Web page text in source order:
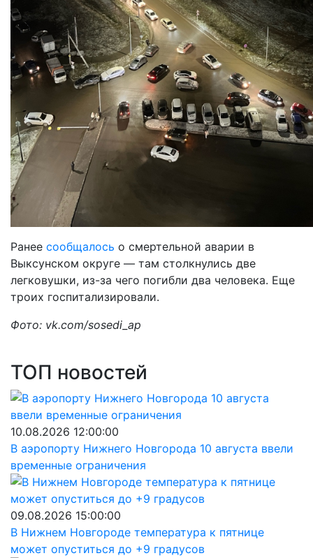
Ранее сообщалось о смертельной аварии в
Выксунском округе — там столкнулись две
легковушки, из-за чего погибли два человека. Еще
троих госпитализировали.
Фото: vk.com/sosedi_ap
ТОП новостей
10.08.2026 12:00:00
В аэропорту Нижнего Новгорода 10 августа ввели
временные ограничения
09.08.2026 15:00:00
В Нижнем Новгороде температура к пятнице
может опуститься до +9 градусов